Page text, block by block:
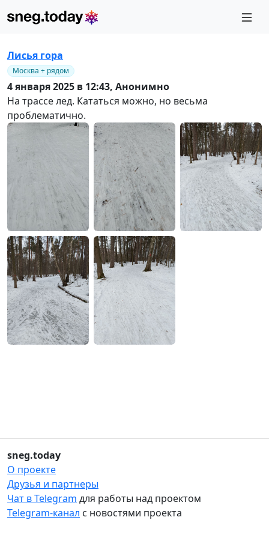
Лисья гора
Москва + рядом
4 января 2025 в 12:43, Анонимно
На трассе лед. Кататься можно, но весьма
проблематично.
sneg.today
О проекте
Друзья и партнеры
Чат в Telegram для работы над проектом
Telegram-канал с новостями проекта